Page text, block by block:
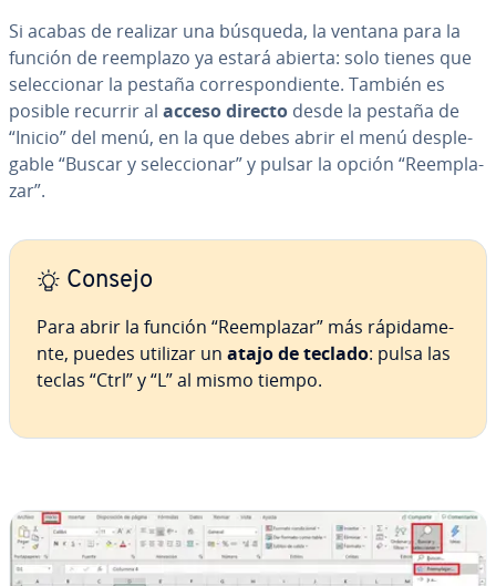
Si acabas de realizar una búsqueda, la ventana para la
función de reemplazo ya estará abierta: solo tienes que
se­le­c­cio­nar la pestaña co­rre­s­po­n­die­n­te. También es
posible recurrir al acceso directo desde la pestaña de
“Inicio” del menú, en la que debes abrir el menú de­s­ple­
ga­ble “Buscar y se­le­c­cio­nar” y pulsar la opción “Re­em­pla­
zar”.
Consejo
Para abrir la función “Re­em­pla­zar” más rá­pi­da­me­
n­te, puedes utilizar un atajo de teclado: pulsa las
teclas “Ctrl” y “L” al mismo tiempo.